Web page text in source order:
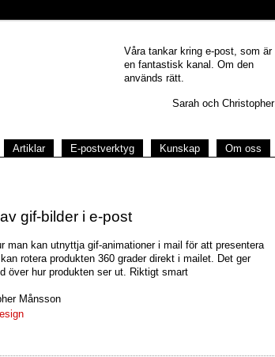
Våra tankar kring e-post, som är
en fantastisk kanal. Om den
används rätt.
Sarah och Christopher
Artiklar E-postverktyg Kunskap Om oss
gif-bilder i e-post
man kan utnyttja gif-animationer i mail för att presentera
rotera produkten 360 grader direkt i mailet. Det ger
över hur produkten ser ut. Riktigt smart
Månsson